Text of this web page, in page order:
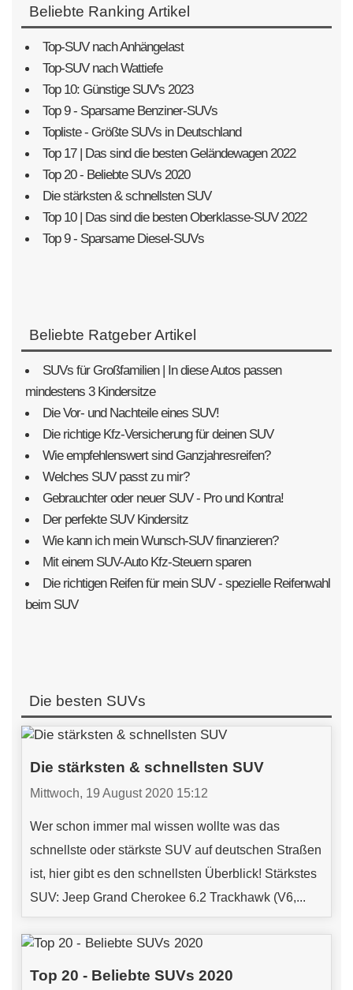
Beliebte Ranking Artikel
Top-SUV nach Anhängelast
Top-SUV nach Wattiefe
Top 10: Günstige SUV's 2023
Top 9 - Sparsame Benziner-SUVs
Topliste - Größte SUVs in Deutschland
Top 17 | Das sind die besten Geländewagen 2022
Top 20 - Beliebte SUVs 2020
Die stärksten & schnellsten SUV
Top 10 | Das sind die besten Oberklasse-SUV 2022
Top 9 - Sparsame Diesel-SUVs
Beliebte Ratgeber Artikel
SUVs für Großfamilien | In diese Autos passen
mindestens 3 Kindersitze
Die Vor- und Nachteile eines SUV!
Die richtige Kfz-Versicherung für deinen SUV
Wie empfehlenswert sind Ganzjahresreifen?
Welches SUV passt zu mir?
Gebrauchter oder neuer SUV - Pro und Kontra!
Der perfekte SUV Kindersitz
Wie kann ich mein Wunsch-SUV finanzieren?
Mit einem SUV-Auto Kfz-Steuern sparen
Die richtigen Reifen für mein SUV - spezielle Reifenwahl
beim SUV
Die besten SUVs
Die stärksten & schnellsten SUV
Mittwoch, 19 August 2020 15:12
Wer schon immer mal wissen wollte was das
schnellste oder stärkste SUV auf deutschen Straßen
ist, hier gibt es den schnellsten Überblick! Stärkstes
SUV: Jeep Grand Cherokee 6.2 Trackhawk (V6,...
Top 20 - Beliebte SUVs 2020